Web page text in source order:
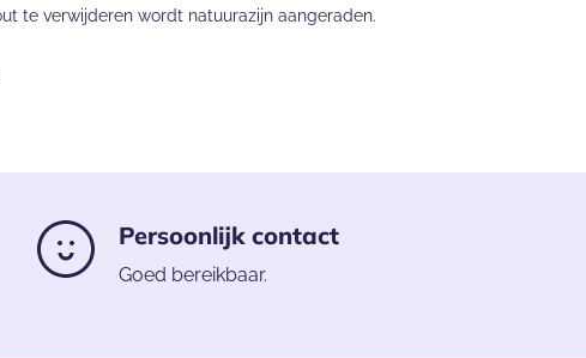
te verwijderen wordt natuurazijn aangeraden.
Persoonlijk contact
Goed bereikbaar.